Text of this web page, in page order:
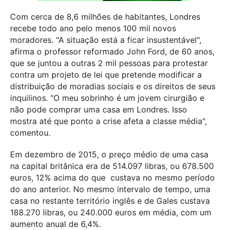
Com cerca de 8,6 milhões de habitantes, Londres
recebe todo ano pelo menos 100 mil novos
moradores. "A situação está a ficar insustentável",
afirma o professor reformado John Ford, de 60 anos,
que se juntou a outras 2 mil pessoas para protestar
contra um projeto de lei que pretende modificar a
distribuição de moradias sociais e os direitos de seus
inquilinos. "O meu sobrinho é um jovem cirurgião e
não pode comprar uma casa em Londres. Isso
mostra até que ponto a crise afeta a classe média",
comentou.
Em dezembro de 2015, o preço médio de uma casa
na capital britânica era de 514.097 libras, ou 678.500
euros, 12% acima do que custava no mesmo período
do ano anterior. No mesmo intervalo de tempo, uma
casa no restante território inglês e de Gales custava
188.270 libras, ou 240.000 euros em média, com um
aumento anual de 6,4%.